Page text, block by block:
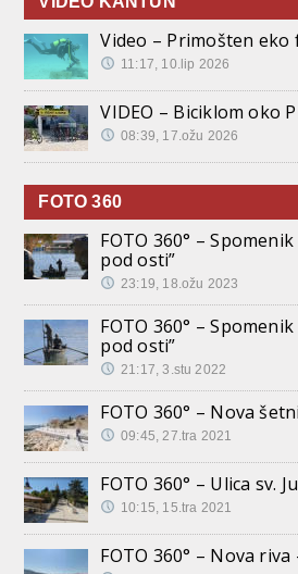
Video – Primošten eko
11:17, 10.lip 2026
VIDEO – Biciklom oko
08:39, 17.ožu 2026
FOTO 360
FOTO 360° –
pod osti”
23:19, 18.ožu 2023
FOTO 360° –
pod osti”
21:17, 3.stu 2022
FOTO 360° – Nova
09:45, 27.tra 2021
FOTO 360° – Ulica sv.
10:15, 15.tra 2021
FOTO 360° – Nova